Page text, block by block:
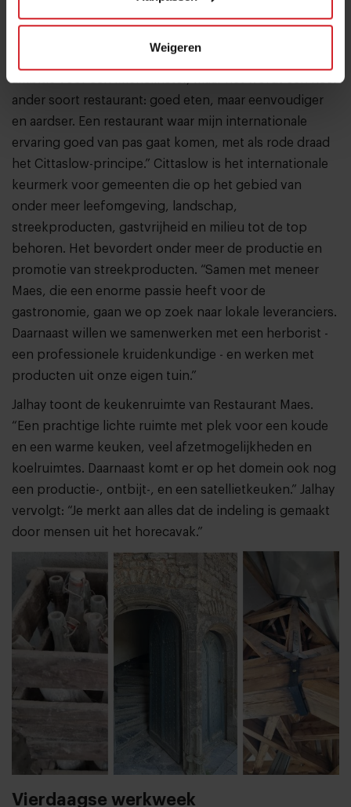
Weigeren
concept niet bijten met het restaurant In de Remise”,
restaurant in de voormalige kasteelboerderij, de
ander soort restaurant: goed eten, maar eenvoudiger
en aardser. Een restaurant waar mijn internationale
ervaring goed van pas gaat komen, met als rode draad
het Cittaslow-principe.” Cittaslow is het internationale
keurmerk voor gemeenten die op het gebied van
onder meer leefomgeving, landschap,
streekproducten, gastvrijheid en milieu tot de top
behoren. Het bevordert onder meer de productie en
promotie van streekproducten. “Samen met meneer
Maes, die een enorme passie heeft voor de
gastronomie, gaan we op zoek naar lokale leveranciers.
Daarnaast willen we samenwerken met een herborist -
een professionele kruidenkundige - en werken met
producten uit onze eigen tuin.”
Jalhay toont de keukenruimte van Restaurant Maes.
“Een prachtige lichte ruimte met plek voor een koude
en een warme keuken, veel afzetmogelijkheden en
koelruimtes. Daarnaast komt er op het domein ook nog
een productie-, ontbijt-, en een satellietkeuken.” Jalhay
vervolgt: “Je merkt aan alles dat de indeling is gemaakt
door mensen uit het horecavak.”
Vierdaagse werkweek